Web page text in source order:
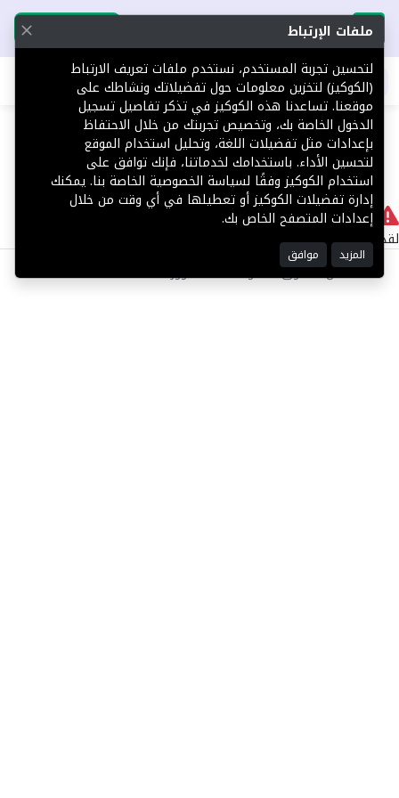
تحميل التطبيق تحميل التطبيق
اطلب عقارك
404 لا يوجد
لقد حدث خطأ داخلي أثناء معالجة طلبك.
©2025 كل الحقوق محفوظة منصة توور
ملفات الإرتباط
لتحسين تجربة المستخدم، نستخدم ملفات تعريف الارتباط
(الكوكيز) لتخزين معلومات حول تفضيلاتك ونشاطك على
موقعنا. تساعدنا هذه الكوكيز في تذكر تفاصيل تسجيل
الدخول الخاصة بك، وتخصيص تجربتك من خلال الاحتفاظ
بإعدادات مثل تفضيلات اللغة، وتحليل استخدام الموقع
لتحسين الأداء. باستخدامك لخدماتنا، فإنك توافق على
استخدام الكوكيز وفقًا لسياسة الخصوصية الخاصة بنا. يمكنك
إدارة تفضيلات الكوكيز أو تعطيلها في أي وقت من خلال
إعدادات المتصفح الخاص بك.
المزيد موافق